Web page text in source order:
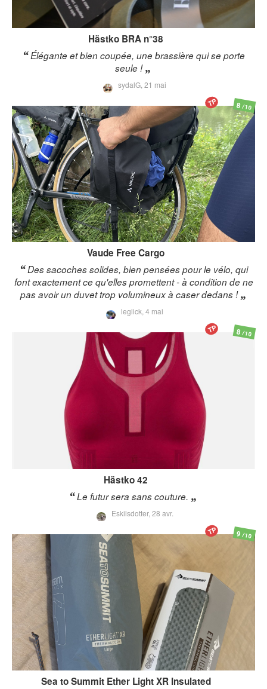
Hästko BRA n°38
Élégante et bien coupée, une brassière qui se porte
seule !
sydalG, 21 mai
Vaude Free Cargo
Des sacoches solides, bien pensées pour le vélo, qui
font exactement ce qu'elles promettent - à condition de ne
pas avoir un duvet trop volumineux à caser dedans !
leglick, 4 mai
8/10
TP
Hästko42
Le futur sera sans couture.
Eskilsdotter, 28 avr.
8/10
TP
Sea to Summit Ether Light XR Insulated
9/10
TP